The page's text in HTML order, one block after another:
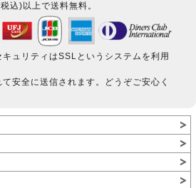
込)以上で送料無料。
ュリティはSSLというシステムを利用
安全に送信されます。どうぞご安心く